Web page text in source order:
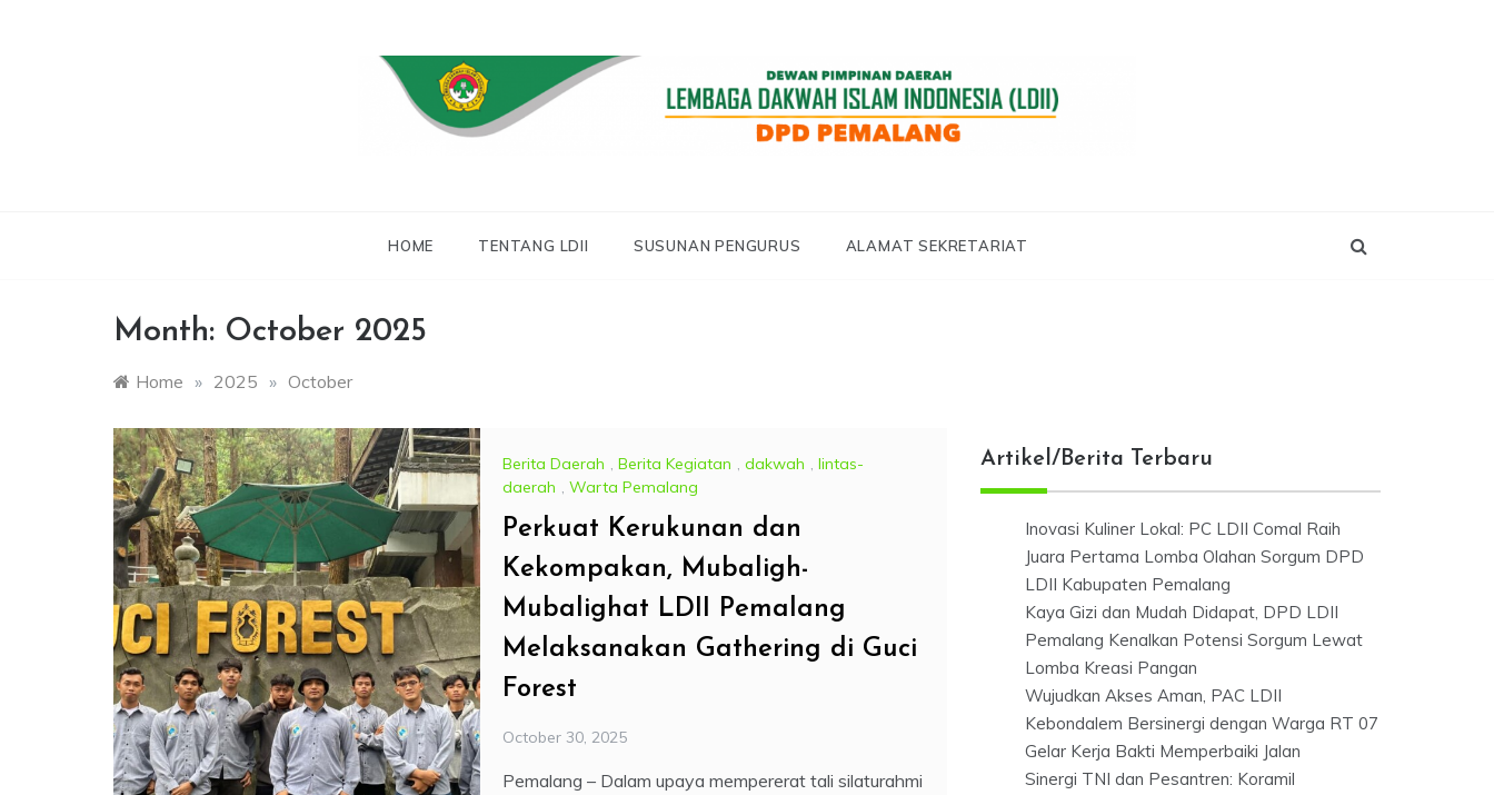
HOME TENTANG LDII SUSUNAN PENGURUS ALAMAT SEKRETARIAT
Month: October 2025
Home » 2025 » October
Berita Daerah , Berita Kegiatan , dakwah , lintas-
daerah , Warta Pemalang
Perkuat Kerukunan dan
Kekompakan, Mubaligh-
Mubalighat LDII Pemalang
Melaksanakan Gathering di Guci
Forest
October 30, 2025
Pemalang – Dalam upaya mempererat tali silaturahmi
Artikel/Berita Terbaru
Inovasi Kuliner Lokal: PC LDII Comal Raih
Juara Pertama Lomba Olahan Sorgum DPD
LDII Kabupaten Pemalang
Kaya Gizi dan Mudah Didapat, DPD LDII
Pemalang Kenalkan Potensi Sorgum Lewat
Lomba Kreasi Pangan
Wujudkan Akses Aman, PAC LDII
Kebondalem Bersinergi dengan Warga RT 07
Gelar Kerja Bakti Memperbaiki Jalan
Sinergi TNI dan Pesantren: Koramil